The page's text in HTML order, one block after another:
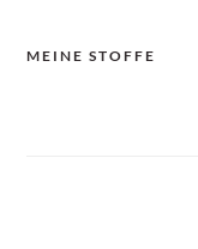
MEINE STOFFE